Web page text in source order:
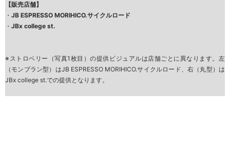
【販売店舗】
・ JB ESPRESSO MORIHICO.サイクルロード
・ JBx college st.
※ストロベリー（写真1枚目）の提供ビジュアルは店舗ごとに異なります。左
（モンブラン型）はJB ESPRESSO MORIHICO.サイクルロード、右（丸型）は
JBx college st.での提供となります。